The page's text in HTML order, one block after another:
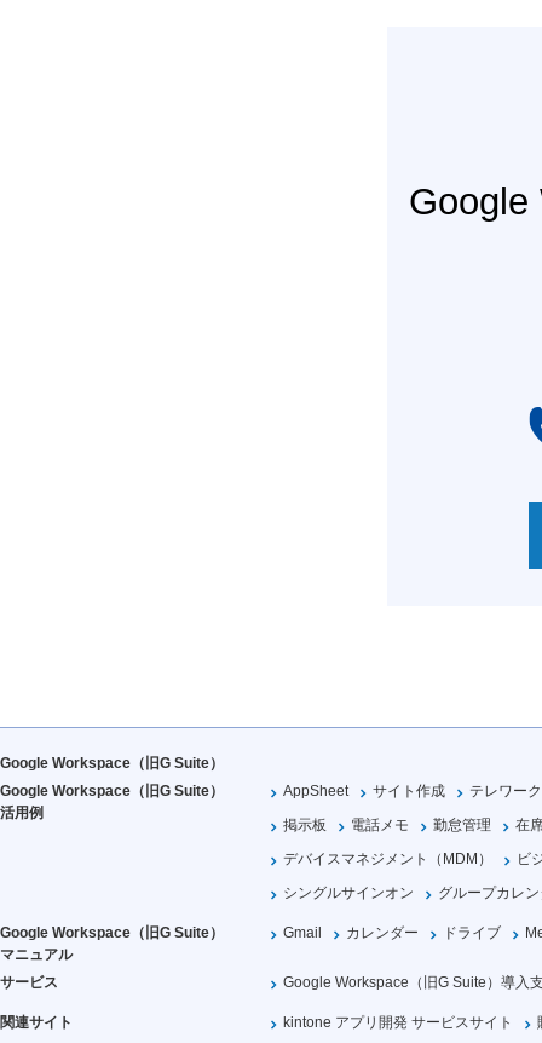
Google
Google Workspace（旧G Suite）
Google Workspace（旧G Suite）
活用例
AppSheet サイト作成
テレワーク
掲示板
電話メモ 勤怠管理
在
デバイスマネジメント（MDM）
ビ
シングルサインオン
グループカレ
Google Workspace（旧G Suite）
マニュアル
Gmail カレンダー ドライブ
サービス Google Workspace（旧G Suite）導入
関連サイト kintone アプリ開発 サービスサイト